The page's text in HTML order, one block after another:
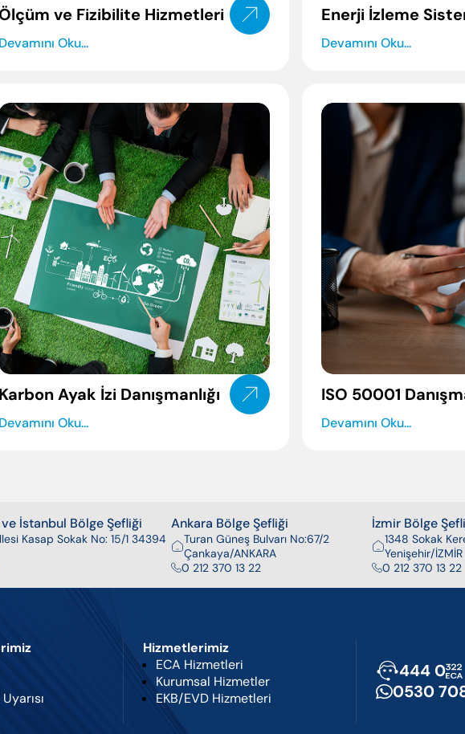
Ölçüm ve Fizibilite Hizmetleri
Devamını Oku...
Enerji İzleme
Devamını Oku...
Karbon Ayak İzi Danışmanlığı
Devamını Oku...
ISO 50001
Devamını Oku...
İstanbul Bölge Şefliği
Kasap Sokak No: 15/1 34394
Ankara Bölge Şefliği
Turan Güneş Bulvarı No:67/2
Çankaya/ANKARA
0 212 370 13 22
İzmir Bölge
1348 Sokak
Yenişehir/İZMİR
0 212 370 13 22
Hizmetlerimiz
ECA Hizmetleri
Kurumsal Hizmetler
EKB/EVD Hizmetleri
444 0
0530